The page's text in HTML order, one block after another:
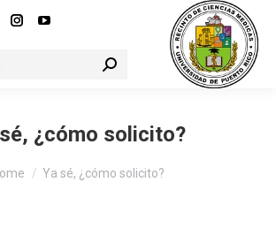
Instagram
new
window
YouTube
new
window
¿cómo solicito?
are here:Ya sé, ¿cómo solicito?